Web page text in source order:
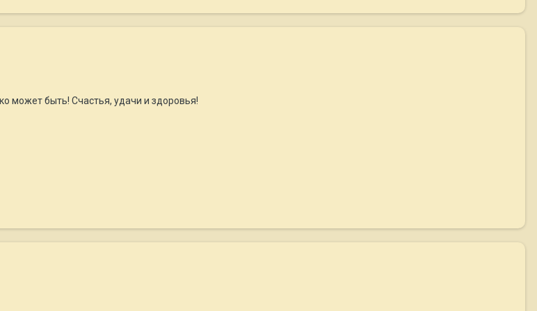
может быть! Счастья, удачи и здоровья!